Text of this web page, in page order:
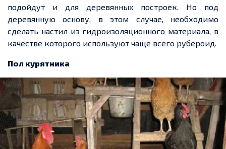
подойдут и для деревянных построек. Но под
деревянную основу, в этом случае, необходимо
сделать настил из гидроизоляционного материала, в
качестве которого используют чаще всего рубероид.
Пол курятника